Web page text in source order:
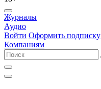
Журналы
Аудио
Войти Оформить подписку
Компаниям